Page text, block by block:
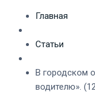
Главная
Статьи
В городском
водителю».